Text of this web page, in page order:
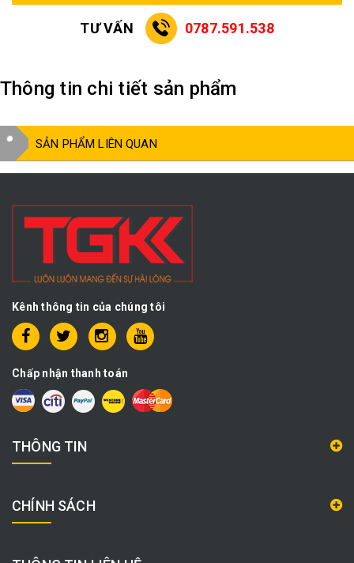
TƯ VẤN 0787.591.538
Thông tin chi tiết sản phẩm
SẢN PHẨM LIÊN QUAN
Kênh thông tin của chúng tôi
Chấp nhận thanh toán
THÔNG TIN
CHÍNH SÁCH